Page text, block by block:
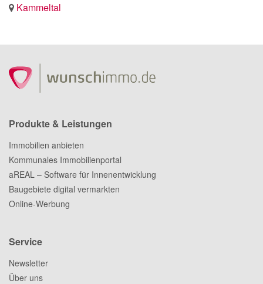
Kammeltal
Produkte & Leistungen
Immobilien anbieten
Kommunales Immobilienportal
aREAL – Software für Innenentwicklung
Baugebiete digital vermarkten
Online-Werbung
Service
Newsletter
Über uns